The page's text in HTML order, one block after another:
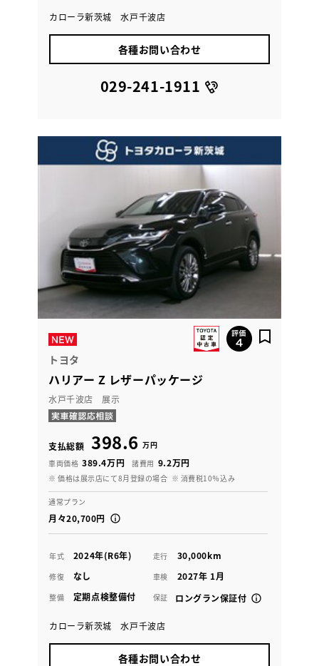
カローラ新茨城 水戸千波店
各種お問い合わせ
029-241-1911
トヨタ
ハリアー Z レザーパッケージ
水戸千波店 展示
支払総額 398.6 万円
車両価格 389.4万円 諸費用 9.2万円
※ 価格は展示店にて8月登録の場合 ※ 消費税10％込み
通常プラン
月々20,700円
年式 2024年(R6年) 走行 30,000km
修復 なし 車検 2027年 1月
整備 定期点検整備付 保証 ロングラン保証付
カローラ新茨城 水戸千波店
各種お問い合わせ